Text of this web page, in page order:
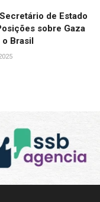
de Estado
sobre Gaza
o Brasil